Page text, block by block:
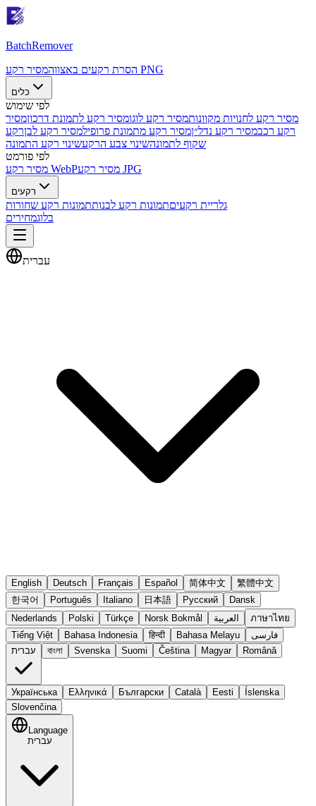
BatchRemover
הסרת רקעים באצווה מסיר רקע PNG
כלים
לפי שימוש
מסיר רקע לחנויות מקוונותמסיר רקע לוגומסיר רקע לתמונת דרכוןמסיר
רקע רכבמסיר רקע נדל״ןמסיר רקע מתמונת פרופילמסיר רקע לבןרקע
שקוף לתמונהשינוי צבע הרקעשינוי רקע התמונה
לפי פורמט
מסיר רקע WebP
מסיר רקע JPG
רקעים
גלריית רקעיםתמונות רקע לבנותתמונות רקע שחורות
בלוגמחירים
עברית
English Deutsch Français Español 简体中文
繁體中文
한국어
Português Italiano 日本語 Русский
Dansk
Nederlands
Polski Türkçe Norsk Bokmål العربية
ภาษาไทย
Tiếng Việt
Bahasa Indonesia हिन्दी Bahasa Melayu
فارسی
עברית
বাংলা Svenska Suomi Čeština Magyar Română
Українська Ελληνικά Български Català Eesti
Íslenska
Slovenčina
Language
עברית